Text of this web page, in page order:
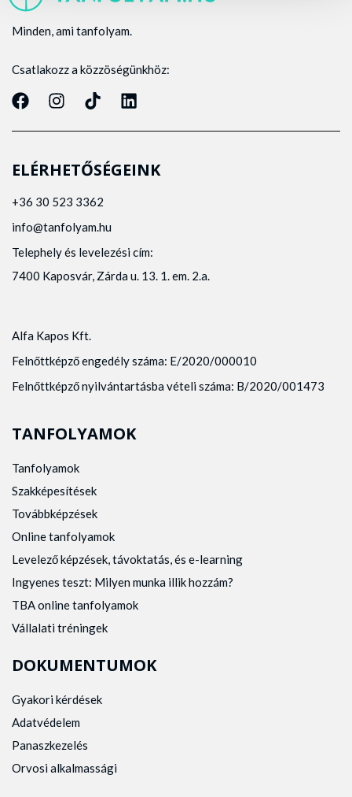
Minden, ami tanfolyam.
Csatlakozz a közzöségünkhöz:
ELÉRHETŐSÉGEINK
+36 30 523 3362
info@tanfolyam.hu
Telephely és levelezési cím:
7400 Kaposvár, Zárda u. 13. 1. em. 2.a.
Alfa Kapos Kft.
Felnőttképző engedély száma: E/2020/000010
Felnőttképző nyilvántartásba vételi száma: B/2020/001473
TANFOLYAMOK
Tanfolyamok
Szakképesítések
Továbbképzések
Online tanfolyamok
Levelező képzések, távoktatás, és e-learning
Ingyenes teszt: Milyen munka illik hozzám?
TBA online tanfolyamok
Vállalati tréningek
DOKUMENTUMOK
Gyakori kérdések
Adatvédelem
Panaszkezelés
Orvosi alkalmassági